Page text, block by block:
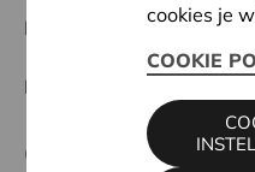
Datum:
13/05/2024
Beslissing:
Contactpersoon
cookies je
COOKIE